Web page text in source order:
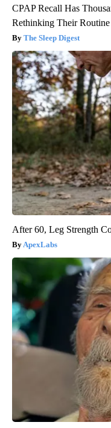
CPAP Recall Has
Rethinking Their Routine
The Sleep Digest
After 60, Leg Strength
ApexLabs